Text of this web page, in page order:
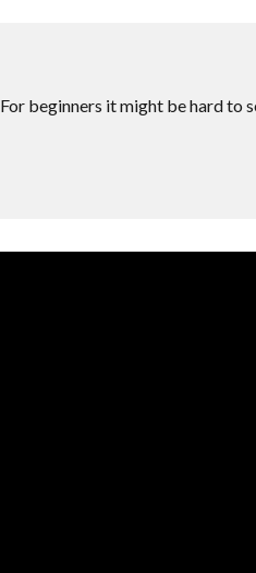
For beginners it might be hard to